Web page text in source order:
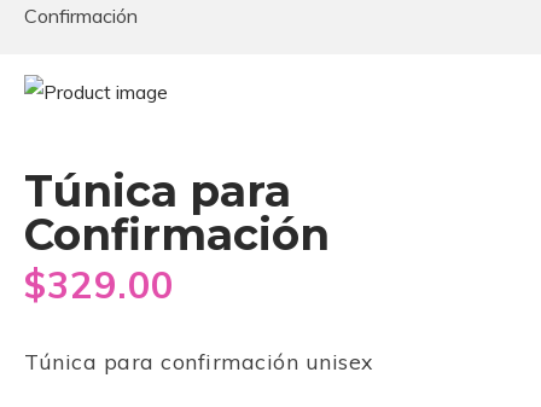
Confirmación
Túnica para
Confirmación
$329.00
Túnica para confirmación unisex